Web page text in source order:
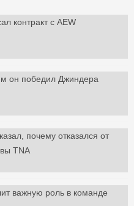
контракт с AEW
он победил Джиндера
почему отказался от
TNA
важную роль в команде